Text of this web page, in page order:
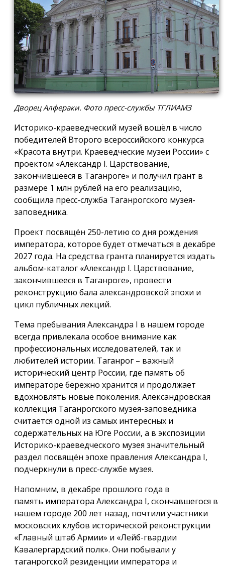
Дворец Алфераки. Фото пресс-службы ТГЛИАМЗ
Историко-краеведческий музей вошёл в число
победителей Второго всероссийского конкурса
«Красота внутри. Краеведческие музеи России» с
проектом «Александр I. Царствование,
закончившееся в Таганроге» и получил грант в
размере 1 млн рублей на его реализацию,
сообщила пресс-служба Таганрогского музея-
заповедника.
Проект посвящён 250-летию со дня рождения
императора, которое будет отмечаться в декабре
2027 года. На средства гранта планируется издать
альбом-каталог «Александр I. Царствование,
закончившееся в Таганроге», провести
реконструкцию бала александровской эпохи и
цикл публичных лекций.
Тема пребывания Александра I в нашем городе
всегда привлекала особое внимание как
профессиональных исследователей, так и
любителей истории. Таганрог – важный
исторический центр России, где память об
императоре бережно хранится и продолжает
вдохновлять новые поколения. Александровская
коллекция Таганрогского музея-заповедника
считается одной из самых интересных и
содержательных на Юге России, а в экспозиции
Историко-краеведческого музея значительный
раздел посвящён эпохе правления Александра I,
подчеркнули в пресс-службе музея.
Напомним, в декабре прошлого года в
память императора Александра I, скончавшегося в
нашем городе 200 лет назад, почтили участники
московских клубов исторической реконструкции
«Главный штаб Армии» и «Лейб-гвардии
Кавалергардский полк». Они побывали у
таганрогской резиденции императора и